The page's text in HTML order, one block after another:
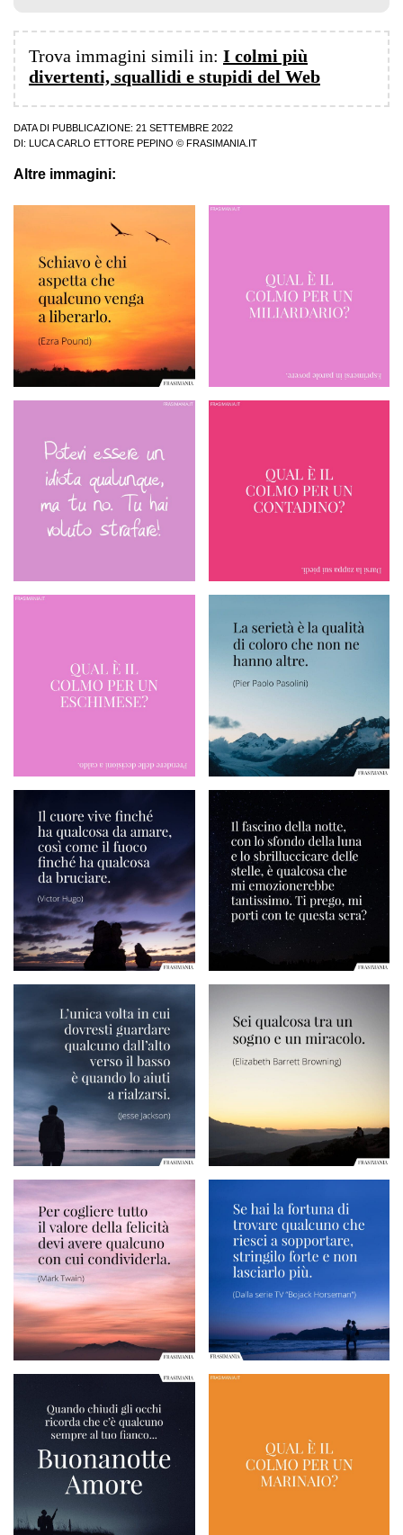
Trova immagini simili in: I colmi più
divertenti, squallidi e stupidi del Web
DATA DI PUBBLICAZIONE: 21 SETTEMBRE 2022
DI:
LUCA CARLO ETTORE PEPINO © FRASIMANIA.IT
Altre immagini: